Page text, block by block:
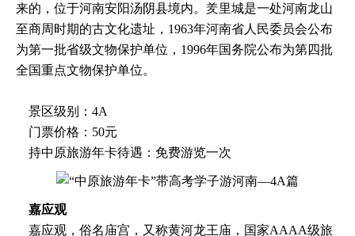
来的，位于河南安阳汤阴县境内。羑里城是一处河南龙山
至商周时期的古文化遗址，1963年河南省人民委员会公布
为第一批省级文物保护单位，1996年国务院公布为第四批
全国重点文物保护单位。
景区级别：4A
门票价格：50元
持中原旅游年卡待遇：免费游览一次
嘉应观
嘉应观，俗名庙宫，又称黄河龙王庙，国家AAAA级旅